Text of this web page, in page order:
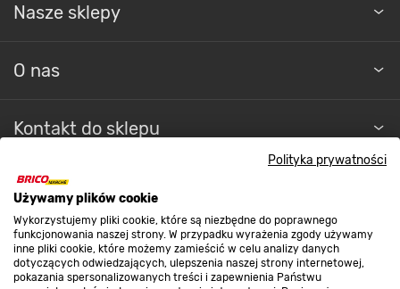
Polityka prywatności
Używamy plików cookie
Wykorzystujemy pliki cookie, które są niezbędne do poprawnego
funkcjonowania naszej strony. W przypadku wyrażenia zgody używamy
inne pliki cookie, które możemy zamieścić w celu analizy danych
dotyczących odwiedzających, ulepszenia naszej strony internetowej,
pokazania spersonalizowanych treści i zapewnienia Państwu
Nasze sklepy
O nas
Kontakt do sklepu
Strefa biznesu
Dołącz do nas